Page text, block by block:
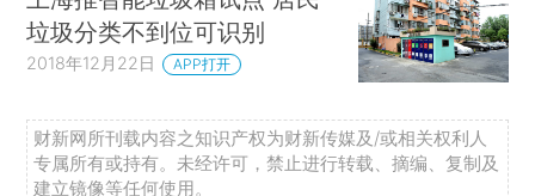
垃圾分类不到位可识别
2018年12月22日 APP打开
财新网所刊载内容之知识产权为财新传媒及/或相关权利人
专属所有或持有。未经许可，禁止进行转载、摘编、复制及
建立镜像等任何使用。